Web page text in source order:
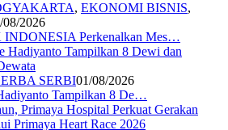
, EKONOMI BISNIS,
08/2026
Perkenalkan Mes…
SERBI01/08/2026
Tampilkan 8 De…